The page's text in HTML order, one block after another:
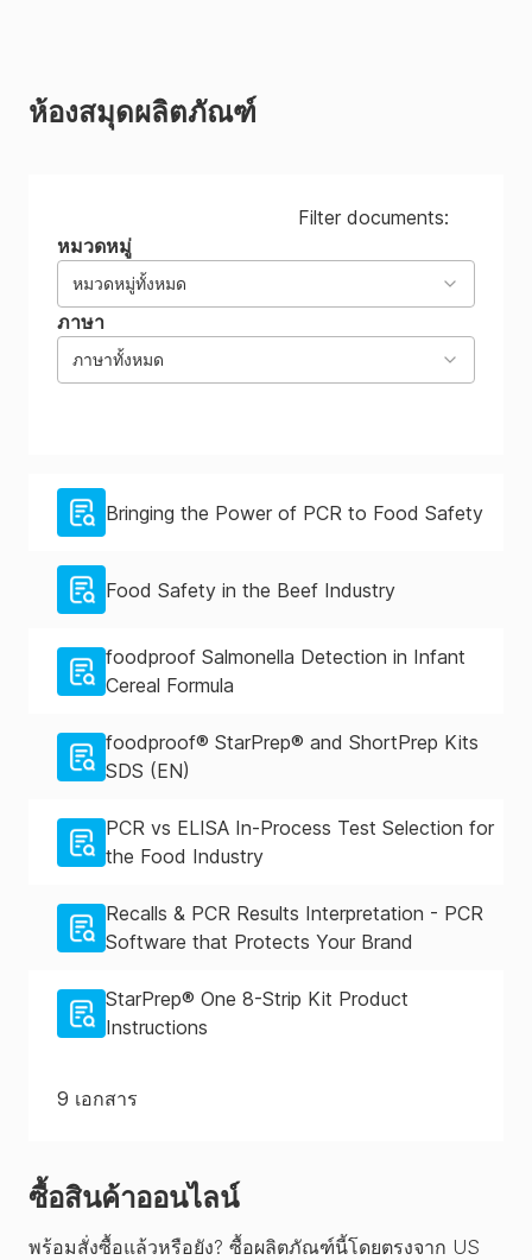
ห้องสมุดผลิตภัณฑ์
Filter documents:
หมวดหมู่
หมวดหมู่ทั้งหมด
ภาษา
ภาษาทั้งหมด
Bringing the Power of PCR to Food Safety
Food Safety in the Beef Industry
foodproof Salmonella Detection in Infant
Cereal Formula
foodproof® StarPrep® and ShortPrep Kits
SDS (EN)
PCR vs ELISA In-Process Test Selection for
the Food Industry
Recalls & PCR Results Interpretation - PCR
Software that Protects Your Brand
StarPrep® One 8-Strip Kit Product
Instructions
9 เอกสาร
ซื้อสินค้าออนไลน์
พร้อมสั่งซื้อแล้วหรือยัง? ซื้อผลิตภัณฑ์นี้โดยตรงจาก US